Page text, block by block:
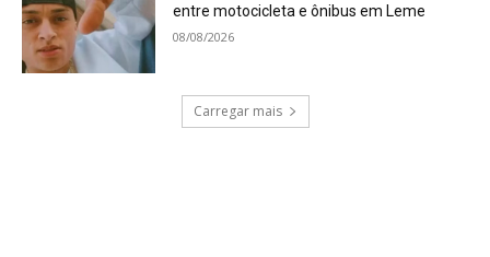
entre motocicleta e ônibus em Leme
08/08/2026
Carregar mais